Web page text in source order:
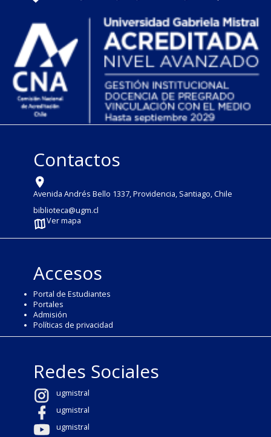
Contactos
Avenida Andrés Bello 1337, Providencia, Santiago, Chile
biblioteca@ugm.cl
Ver mapa
Accesos
Portal de Estudiantes
Portales
Admisión
Políticas de privacidad
Redes Sociales
ugmistral
ugmistral
ugmistral